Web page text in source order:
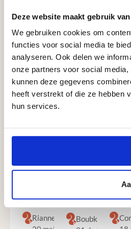
Deze website maakt gebruik
We gebruiken cookies om
functies voor social media te
analyseren. Ook delen we
onze partners voor social
kunnen deze gegevens
heeft verstrekt of die ze hebben
hun services.
Ervaringen van onze klanten
Afbeeldingengalerij overslaan
medewerkers die met je
oplossingen. Snelle en keurige
Rianne Sintmaartensdijk,
bestelling bij
perfect verlopen —
tot aan de levering
vriendelijk, werkt
oog voor detail.
Boubker,